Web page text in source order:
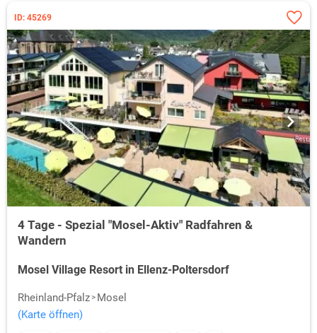
ID: 45269
4 Tage - Spezial "Mosel-Aktiv" Radfahren &
Wandern
Mosel Village Resort in Ellenz-Poltersdorf
Rheinland-Pfalz
Mosel
(Karte öffnen)